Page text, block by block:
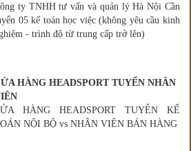
ty TNHH tư vấn và quản lý Hà Nội Cần
05 kế toán học việc (không yêu cầu kinh
- trình độ từ trung cấp trở lên)
HÀNG HEADSPORT TUYỂN NHÂN
HÀNG HEADSPORT TUYỂN KẾ
NỘI BỘ vs NHÂN VIÊN BÁN HÀNG